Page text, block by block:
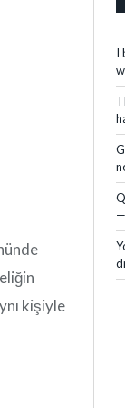
kişiyle
I